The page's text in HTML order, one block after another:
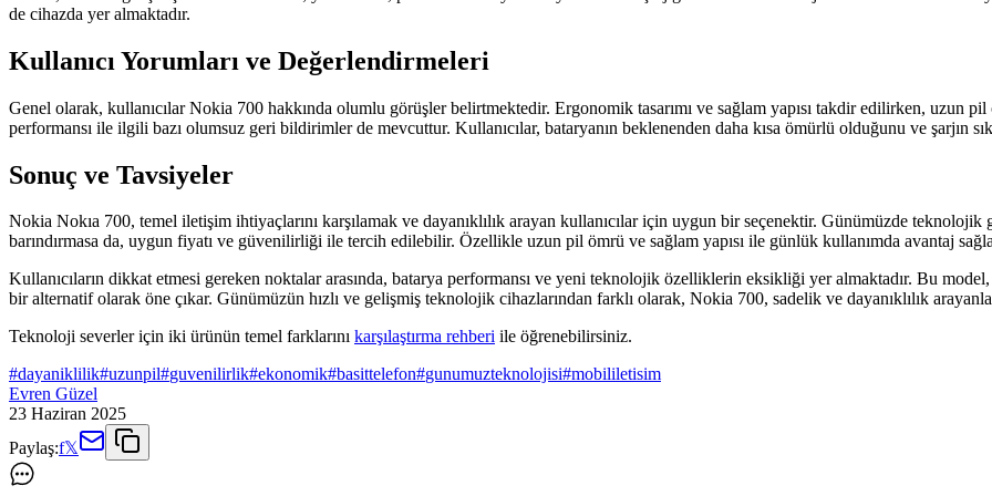
de cihazda yer almaktadır.
Kullanıcı Yorumları ve Değerlendirmeleri
Genel olarak, kullanıcılar Nokia 700 hakkında olumlu görüşler belirtmektedir. Ergonomik tasarımı ve sağlam yapısı takdir edilirken, uzun
performansı ile ilgili bazı olumsuz geri bildirimler de mevcuttur. Kullanıcılar, bataryanın beklenenden daha kısa ömürlü olduğunu ve şarjın
Sonuç ve Tavsiyeler
Nokia Nokıa 700, temel iletişim ihtiyaçlarını karşılamak ve dayanıklılık arayan kullanıcılar için uygun bir seçenektir. Günümüzde
barındırmasa da, uygun fiyatı ve güvenilirliği ile tercih edilebilir. Özellikle uzun pil ömrü ve sağlam yapısı ile günlük kullanımda avantaj
Kullanıcıların dikkat etmesi gereken noktalar arasında, batarya performansı ve yeni teknolojik özelliklerin eksikliği yer almaktadır. Bu
bir alternatif olarak öne çıkar. Günümüzün hızlı ve gelişmiş teknolojik cihazlarından farklı olarak, Nokia 700, sadelik ve dayanıklılık
Teknoloji severler için iki ürünün temel farklarını karşılaştırma rehberi ile öğrenebilirsiniz.
#dayaniklilik#uzunpil#guvenilirlik#ekonomik#basittelefon#gunumuzteknolojisi#mobililetisim
Evren Güzel
23 Haziran 2025
Paylaş:f𝕏